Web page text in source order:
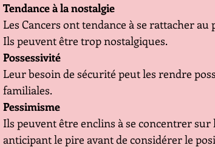
Tendance à la nostalgie
Les Cancers ont tendance à se rattacher
Ils peuvent être trop nostalgiques.
Possessivité
Leur besoin de sécurité peut les rendre
familiales.
Pessimisme
Ils peuvent être enclins à se concentrer
anticipant le pire avant de considérer le